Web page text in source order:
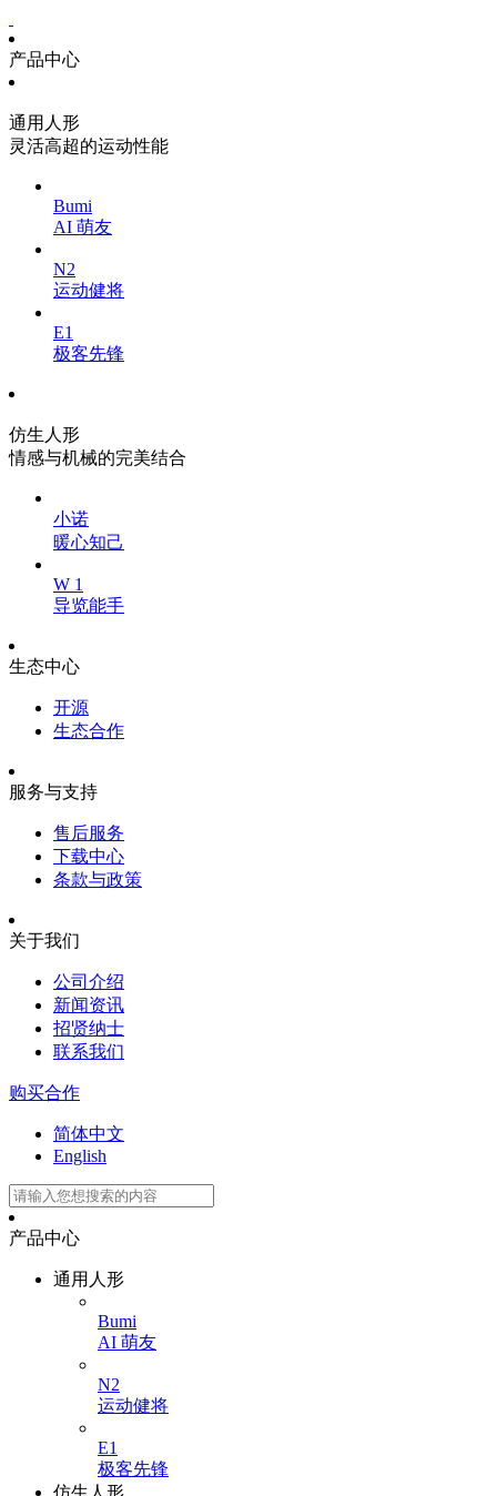
产品中心
通用人形
灵活高超的运动性能
Bumi
AI 萌友
N2
运动健将
E1
极客先锋
仿生人形
情感与机械的完美结合
小诺
暖心知己
W 1
导览能手
生态中心
开源
生态合作
服务与支持
售后服务
下载中心
条款与政策
关于我们
公司介绍
新闻资讯
招贤纳士
联系我们
购买合作
简体中文
English
产品中心
通用人形
Bumi
AI 萌友
N2
运动健将
E1
极客先锋
仿生人形